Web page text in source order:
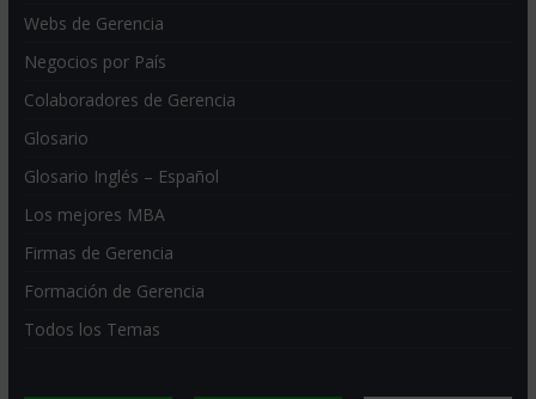
Webs de Gerencia
Negocios por País
Colaboradores de Gerencia
Glosario
Glosario Inglés – Español
Los mejores MBA
Firmas de Gerencia
Formación de Gerencia
Todos los Temas